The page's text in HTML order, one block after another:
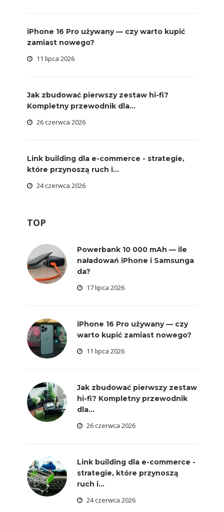
iPhone 16 Pro używany — czy warto kupić
zamiast nowego?
11 lipca 2026
Jak zbudować pierwszy zestaw hi-fi?
Kompletny przewodnik dla...
26 czerwca 2026
Link building dla e-commerce - strategie,
które przynoszą ruch i...
24 czerwca 2026
TOP
Powerbank 10 000 mAh — ile
naładowań iPhone i Samsunga
da?
17 lipca 2026
iPhone 16 Pro używany — czy
warto kupić zamiast nowego?
11 lipca 2026
Jak zbudować pierwszy zestaw
hi-fi? Kompletny przewodnik
dla...
26 czerwca 2026
Link building dla e-commerce -
strategie, które przynoszą
ruch i...
24 czerwca 2026